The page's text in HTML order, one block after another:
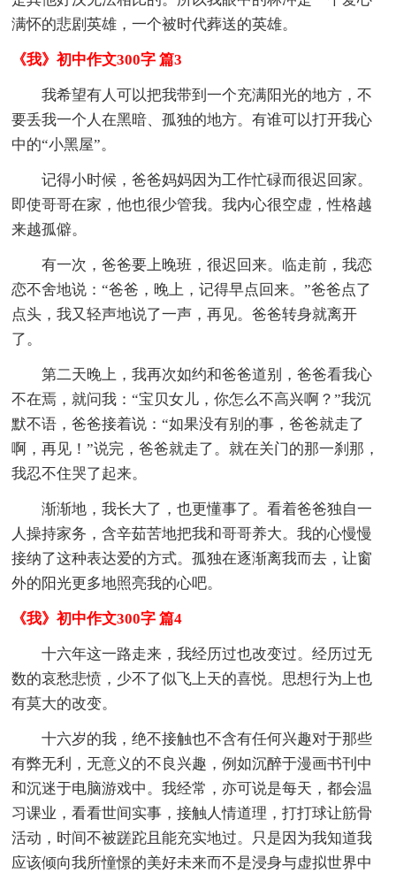
满怀的悲剧英雄，一个被时代葬送的英雄。
《我》初中作文300字 篇3
我希望有人可以把我带到一个充满阳光的地方，不
要丢我一个人在黑暗、孤独的地方。有谁可以打开我心
中的“小黑屋”。
记得小时候，爸爸妈妈因为工作忙碌而很迟回家。
即使哥哥在家，他也很少管我。我内心很空虚，性格越
来越孤僻。
有一次，爸爸要上晚班，很迟回来。临走前，我恋
恋不舍地说：“爸爸，晚上，记得早点回来。”爸爸点了
点头，我又轻声地说了一声，再见。爸爸转身就离开
了。
第二天晚上，我再次如约和爸爸道别，爸爸看我心
不在焉，就问我：“宝贝女儿，你怎么不高兴啊？”我沉
默不语，爸爸接着说：“如果没有别的事，爸爸就走了
啊，再见！”说完，爸爸就走了。就在关门的那一刹那，
我忍不住哭了起来。
渐渐地，我长大了，也更懂事了。看着爸爸独自一
人操持家务，含辛茹苦地把我和哥哥养大。我的心慢慢
接纳了这种表达爱的方式。孤独在逐渐离我而去，让窗
外的阳光更多地照亮我的心吧。
《我》初中作文300字 篇4
十六年这一路走来，我经历过也改变过。经历过无
数的哀愁悲愤，少不了似飞上天的喜悦。思想行为上也
有莫大的改变。
十六岁的我，绝不接触也不含有任何兴趣对于那些
有弊无利，无意义的不良兴趣，例如沉醉于漫画书刊中
和沉迷于电脑游戏中。我经常，亦可说是每天，都会温
习课业，看看世间实事，接触人情道理，打打球让筋骨
活动，时间不被蹉跎且能充实地过。只是因为我知道我
应该倾向我所憧憬的美好未来而不是浸身与虚拟世界中